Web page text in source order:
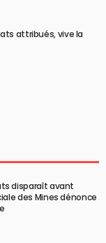
attribués, vive la
disparaît avant
des Mines dénonce